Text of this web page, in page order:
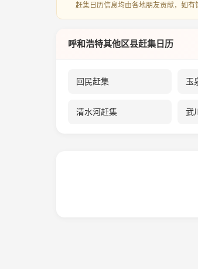
赶集日历信息均由各地朋友贡献，如有
呼和浩特其他区县赶集日历
回民赶集 玉
清水河赶集 武